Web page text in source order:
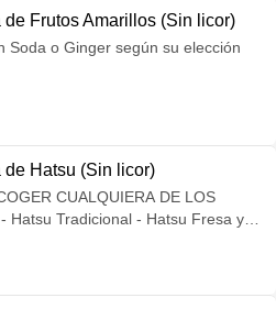
de Frutos Amarillos (Sin licor)
Soda o Ginger según su elección
de Hatsu (Sin licor)
CUALQUIERA DE LOS
- Hatsu de Sandía y